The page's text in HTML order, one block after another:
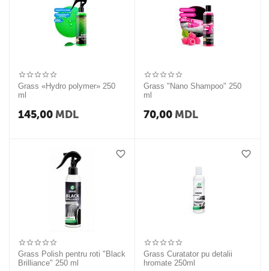
Grass «Hydro polymer» 250
ml
145,00 MDL
Grass "Nano Shampoo" 250
ml
70,00 MDL
Grass Polish pentru roti "Black
Brilliance" 250 ml
Grass Curatator pu detalii
hromate 250ml